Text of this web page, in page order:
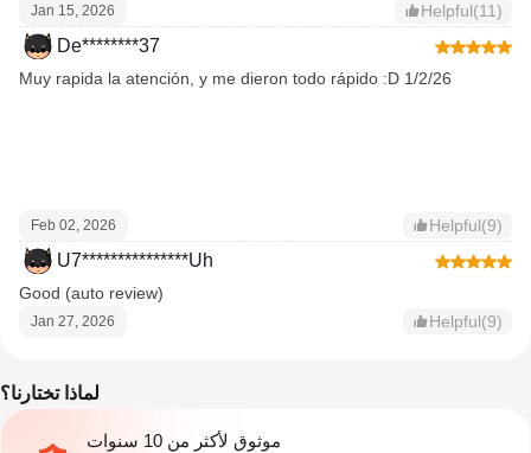
Jan 15, 2026 Helpful(11)
De********37
Muy rapida la atención, y me dieron todo rápido :D 1/2/26
Feb 02, 2026 Helpful(9)
U7***************Uh
Good (auto review)
Jan 27, 2026 Helpful(9)
لماذا تختارنا؟
موثوق لأكثر من 10 سنوات